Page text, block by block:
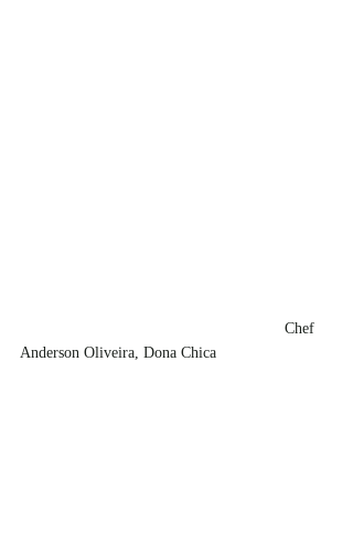
Anderson Oliveira, Dona Chica